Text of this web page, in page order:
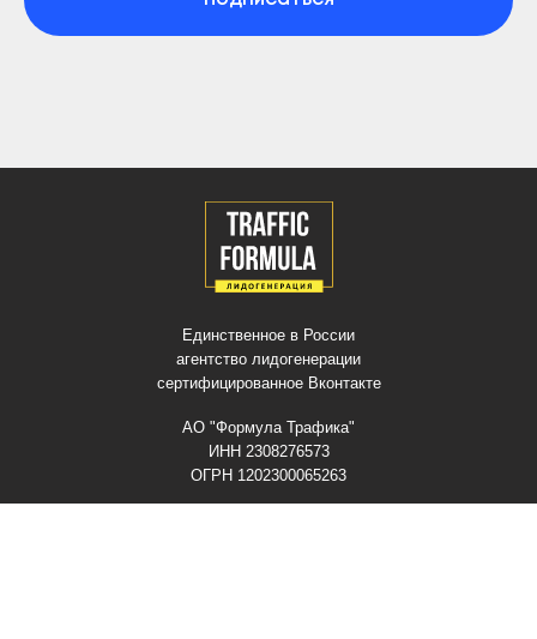
Единственное в России
агентство лидогенерации
сертифицированное Вконтакте
АО "Формула Трафика"
ИНН 2308276573
ОГРН 1202300065263